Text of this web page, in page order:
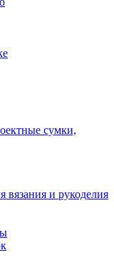
сумки,
вязания и рукоделия